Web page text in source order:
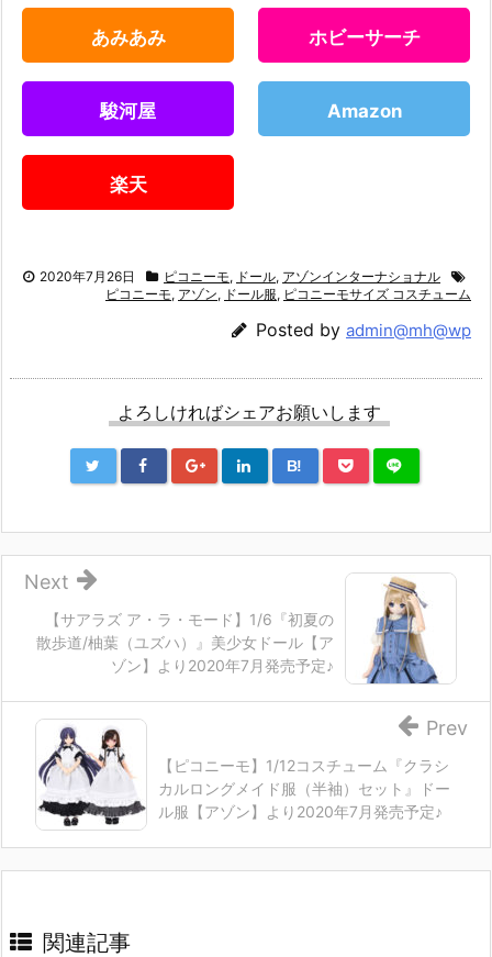
あみあみ ホビーサーチ
駿河屋 Amazon
楽天
2020年7月26日 ピコニーモ, ドール, アゾンインターナショナル
ピコニーモ, アゾン, ドール服, ピコニーモサイズ コスチューム
Posted by admin@mh@wp
よろしければシェアお願いします
B!
【サアラズ ア・ラ・モード】1/6『初夏の
散歩道/柚葉（ユズハ）』美少女ドール【ア
ゾン】より2020年7月発売予定♪
Next
【ピコニーモ】1/12コスチューム『クラシ
カルロングメイド服（半袖）セット』ドー
ル服【アゾン】より2020年7月発売予定♪
Prev
関連記事